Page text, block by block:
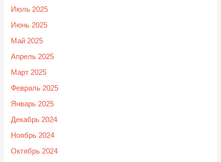
Июль 2025
Июнь 2025
Май 2025
Апрель 2025
Март 2025
Февраль 2025
Январь 2025
Декабрь 2024
Ноябрь 2024
Октябрь 2024